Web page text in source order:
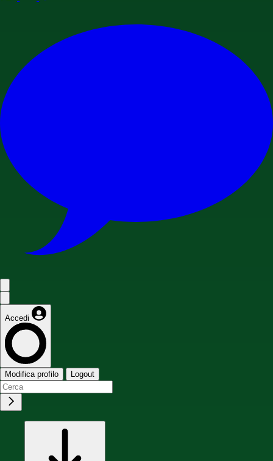
Accedi
Modifica profilo Logout